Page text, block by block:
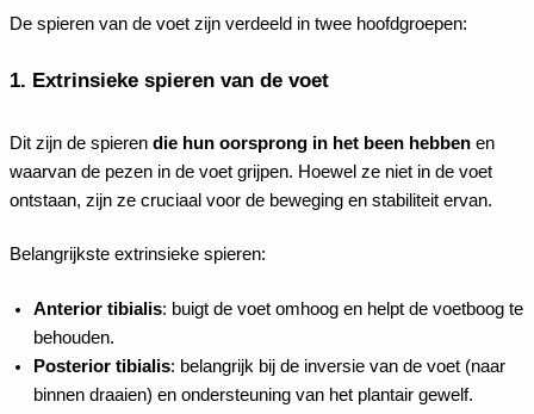
De spieren van de voet zijn verdeeld in twee hoofdgroepen:
1. Extrinsieke spieren van de voet
Dit zijn de spieren die hun oorsprong in het been hebben en
waarvan de pezen in de voet grijpen. Hoewel ze niet in de voet
ontstaan, zijn ze cruciaal voor de beweging en stabiliteit ervan.
Belangrijkste extrinsieke spieren:
Anterior tibialis: buigt de voet omhoog en helpt de voetboog te
behouden.
Posterior tibialis: belangrijk bij de inversie van de voet (naar
binnen draaien) en ondersteuning van het plantair gewelf.